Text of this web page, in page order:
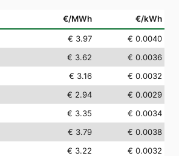
€/MWh €/kWh
€ 3.97
€ 0.0040
€ 3.62
€ 0.0036
€ 3.16
€ 0.0032
€ 2.94
€ 0.0029
€ 3.35
€ 0.0034
€ 3.79
€ 0.0038
€ 3.22
€ 0.0032